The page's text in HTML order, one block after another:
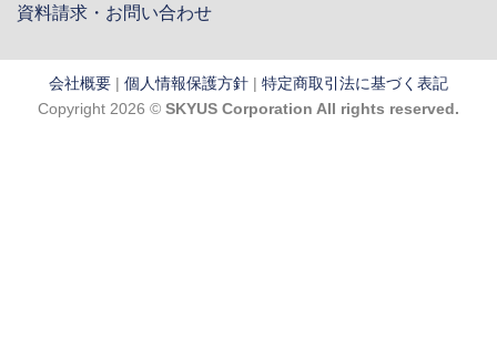
資料請求・お問い合わせ
会社概要 | 個人情報保護方針 | 特定商取引法に基づく表記
Copyright 2026 © SKYUS Corporation All rights reserved.